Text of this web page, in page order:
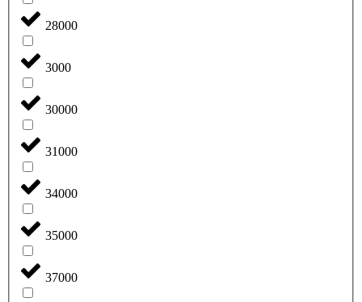
28000
3000
30000
31000
34000
35000
37000